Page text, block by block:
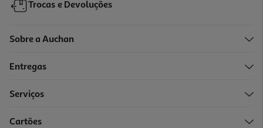
Trocas e Devoluções
Sobre a Auchan
Entregas
Serviços
Cartões